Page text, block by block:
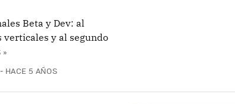
Beta y Dev: al
y al segundo
»
HACE 5 AÑOS